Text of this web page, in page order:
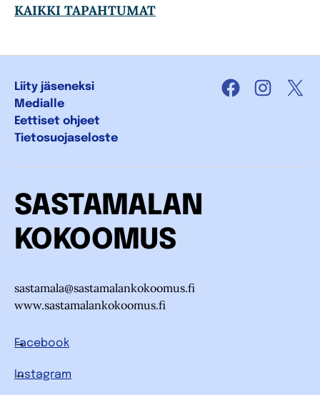
KAIKKI TAPAHTUMAT
Liity jäseneksi
Medialle
Eettiset ohjeet
Tietosuojaseloste
Facebook X
SASTAMALAN
KOKOOMUS
sastamala@sastamalankokoomus.fi
www.sastamalankokoomus.fi
Facebook
Instagram